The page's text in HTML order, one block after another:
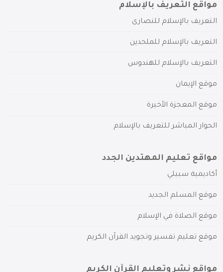
مواقع التعريف بالإسلام
التعريف بالإسلام للنصارى
التعريف بالإسلام للملحدين
التعريف بالإسلام للهندوس
موقع الإيمان
موقع المعجزة الأخيرة
الحوار المباشر للتعريف بالإسلام
مواقع تعليم المهتدين الجدد
أكاديمية سبيلي
موقع المسلم الجديد
موقع الصلاة في الإسلام
موقع تعليم تفسير وتجويد القرآن الكريم
مواقع نشر وتعليم القرآن الكريم